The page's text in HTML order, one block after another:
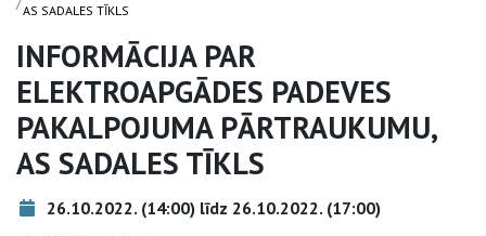
AS SADALES TĪKLS
INFORMĀCIJA PAR
ELEKTROAPGĀDES PADEVES
PAKALPOJUMA PĀRTRAUKUMU,
AS SADALES TĪKLS
26.10.2022. (14:00) līdz 26.10.2022. (17:00)